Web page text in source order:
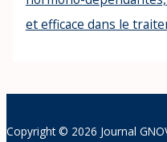
Copyright © 2026 Journal